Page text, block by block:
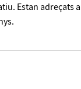
Estan adreçats